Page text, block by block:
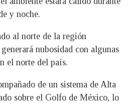
y noche.
al norte de la región
nubosidad con algunas
el norte del país.
de un sistema de Alta
sobre el Golfo de México, lo